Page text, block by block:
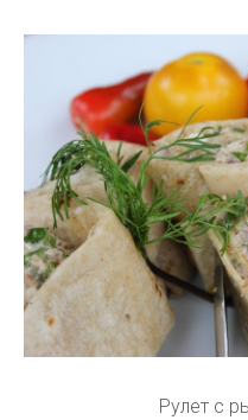
Рулет с